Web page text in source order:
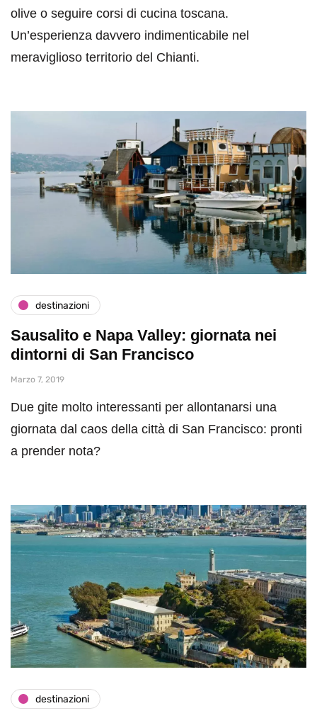
olive o seguire corsi di cucina toscana.
Un’esperienza davvero indimenticabile nel
meraviglioso territorio del Chianti.
destinazioni
Sausalito e Napa Valley: giornata nei
dintorni di San Francisco
Marzo 7, 2019
Due gite molto interessanti per allontanarsi una
giornata dal caos della città di San Francisco: pronti
a prender nota?
destinazioni